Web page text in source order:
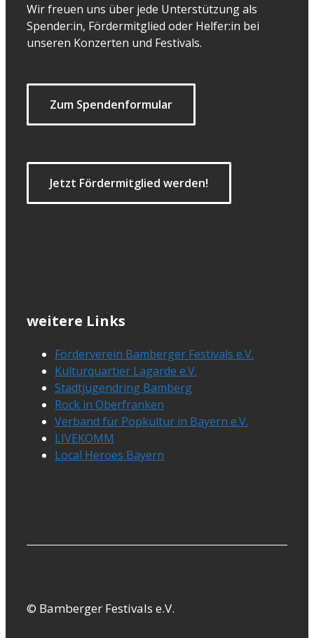
Wir freuen uns über jede Unterstützung als
Spender:in, Fördermitglied oder Helfer:in bei
unseren Konzerten und Festivals.
Zum Spendenformular
Jetzt Fördermitglied werden!
weitere Links
Förderverein Bamberger Festivals e.V.
Kulturquartier Lagarde e.V.
Stadtjugendring Bamberg
Rock in Oberfranken
Verband für Popkultur in Bayern e.V.
LIVEKOMM
Local Heroes Bayern
© Bamberger Festivals e.V.